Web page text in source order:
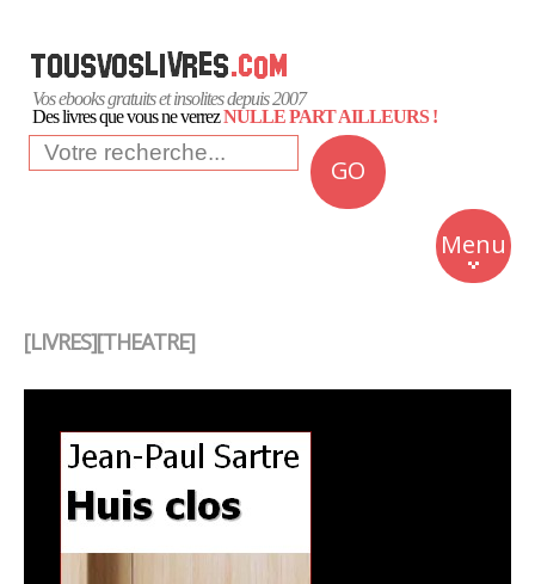
Vos ebooks gratuits et insolites depuis 2007
Des livres que vous ne verrezNULLE PART AILLEURS !
GO
Menu
Insolite
Business
[LIVRES][THEATRE]